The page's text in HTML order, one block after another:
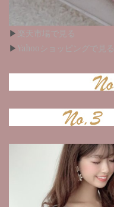
▶︎
楽天市場で見る
▶︎ Yahooショッピングで見る